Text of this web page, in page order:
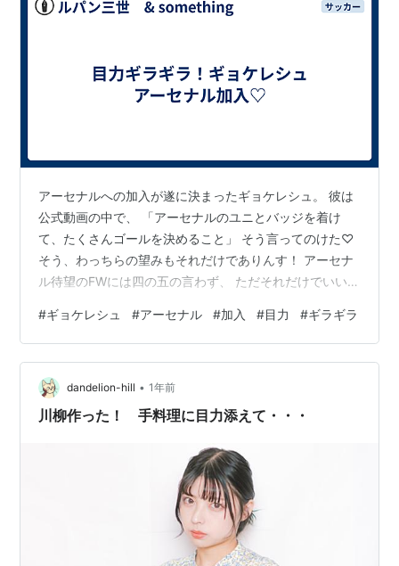
アーセナルへの加入が遂に決まったギョケレシュ。 彼は
公式動画の中で、 「アーセナルのユニとバッジを着け
て、たくさんゴールを決めること」 そう言ってのけた♡
そう、わっちらの望みもそれだけでありんす！ アーセナ
ル待望のFWには四の五の言わず、 ただそれだけでいい‼︎
往年の名画『カサブランカ』のヒロイン イルザ(by イン
グリッド・バーグマン)の夫ヴィクター・ラズロは第二次
世界大戦下、ナチスドイツに対する地下組織を率いる革
命家。映画の中で、イルザは夫ラズロのことを「ヴィク
ター」って呼んでるのよ。最後、モロッコ カサブランカ
#ギョケレシュ #アーセナル #加入 #目力 #ギラギラ
dandelion-hill • 1年前
川柳作った！ 手料理に目力添えて・・・